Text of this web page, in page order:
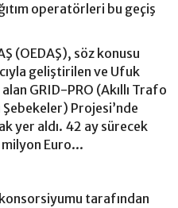
operatörleri bu geçiş
(OEDAŞ), söz konusu
geliştirilen ve Ufuk
GRID-PRO (Akıllı Trafo
Projesi’nde
yer aldı. 42 ay sürecek
Euro...
tarafından